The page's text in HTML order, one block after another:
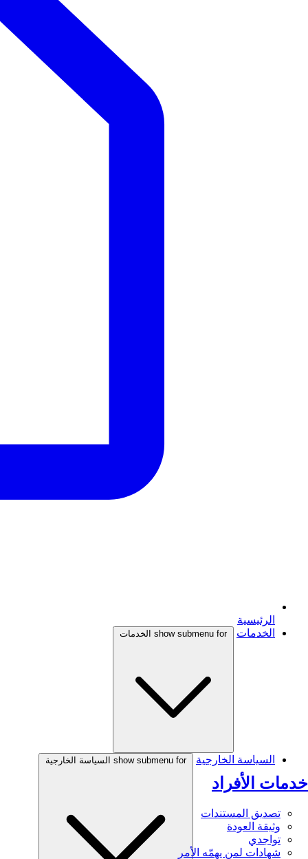
الرئيسية
الخدمات
show submenu for الخدمات
خدمات الأفراد
تصديق المستندات
وثيقة العودة
تواجدي
شهادات لمن يهمّه الأمر
السياسة الخارجية show submenu for السياسة الخارجية